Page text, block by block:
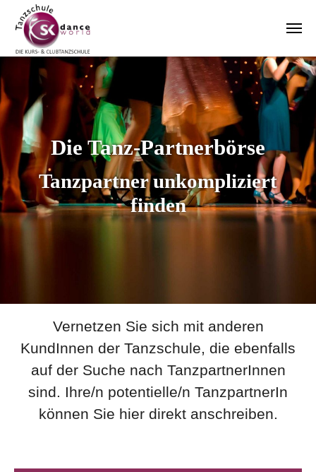
Zum Hauptinhalt springen
Die Tanz-Partnerbörse
Tanzpartner unkompliziert
finden
Vernetzen Sie sich mit anderen
KundInnen der Tanzschule, die ebenfalls
auf der Suche nach TanzpartnerInnen
sind. Ihre/n potentielle/n TanzpartnerIn
können Sie hier direkt anschreiben.